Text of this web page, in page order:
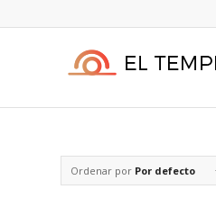
Ordenar por Por defecto